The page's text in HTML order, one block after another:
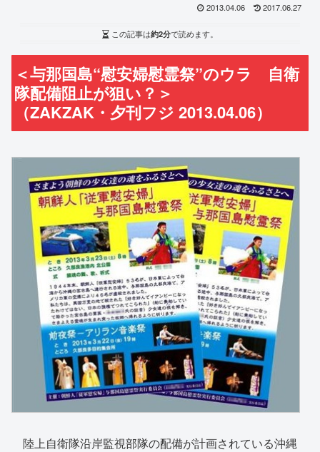
2013.04.06 2017.06.27
この記事は約2分で読めます。
＜与那国島“慰安婦慰霊祭”のウラ 自衛
隊配備阻止が狙い？＞
（ZAKZAK・夕刊フジ 2013.04.06）
陸上自衛隊沿岸監視部隊の配備が計画されている沖縄